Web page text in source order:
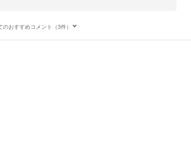
のおすすめコメント（3件）